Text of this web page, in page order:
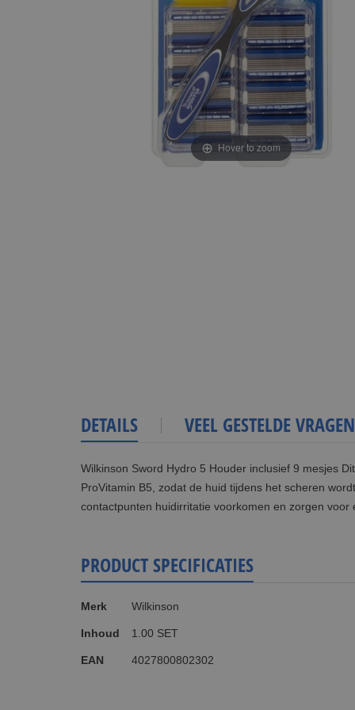
Hover to zoom
DETAILS
Wilkinson Sword Hydro 5 Houder inclusief 9 mesjes
ProVitamin B5, zodat de huid tijdens het scheren
contactpunten huidirritatie voorkomen en zorgen voor
VEEL GESTELDE VRAGEN
PRODUCT SPECIFICATIES
informatie
Merk Wilkinson
Inhoud 1.00 SET
EAN 4027800802302